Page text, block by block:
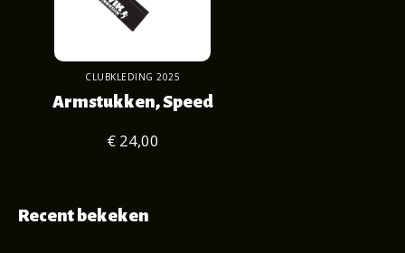
CLUBKLEDING 2025
Armstukken, Speed
€ 24,00
Recent bekeken